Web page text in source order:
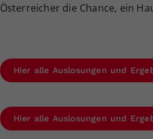
Österreicher die Chance, ein
Hier alle Auslosungen und
Hier alle Auslosungen und